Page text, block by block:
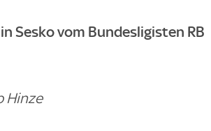
Sesko vom Bundesligisten RB
Hinze